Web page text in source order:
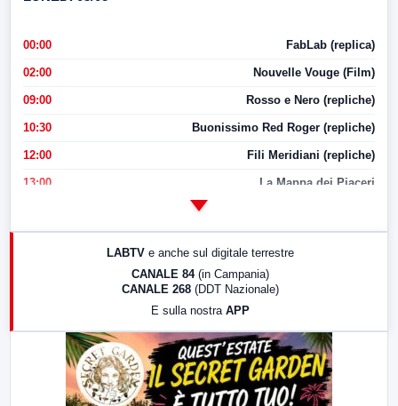
00:00 FabLab (replica)
02:00 Nouvelle Vouge (Film)
09:00 Rosso e Nero (repliche)
10:30 Buonissimo Red Roger (repliche)
12:00 Fili Meridiani (repliche)
13:00 La Mappa dei Piaceri
LabNews (replica)
LABTV e anche sul digitale terrestre
CANALE 84 (in Campania)
CANALE 268 (DDT Nazionale)
E sulla nostra APP